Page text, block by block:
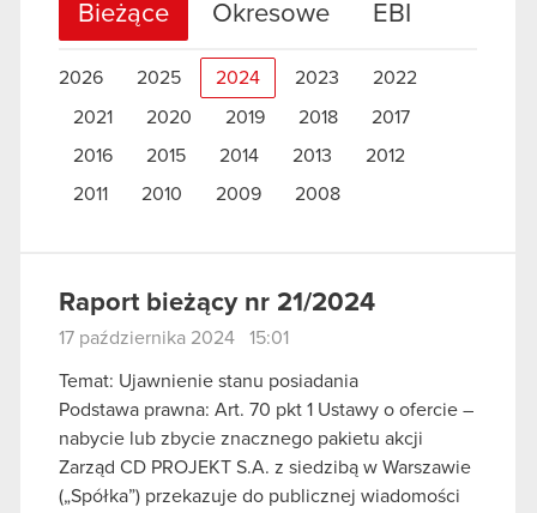
Bieżące Okresowe EBI
2026 2025 2024 2023 2022
2021 2020 2019 2018
2017
2016
2015 2014 2013
2012
2011
2010 2009 2008
Raport bieżący nr 21/2024
17 października 2024 15:01
Temat: Ujawnienie stanu posiadania
Podstawa prawna: Art. 70 pkt 1 Ustawy o ofercie –
nabycie lub zbycie znacznego pakietu akcji
Zarząd CD PROJEKT S.A. z siedzibą w Warszawie
(„Spółka”) przekazuje do publicznej wiadomości